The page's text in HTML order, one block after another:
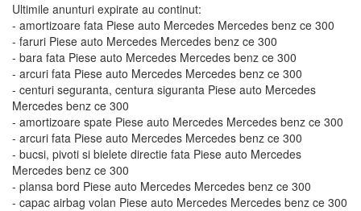
Ultimile anunturi expirate au continut:
- amortizoare fata Piese auto Mercedes Mercedes benz ce 300
- faruri Piese auto Mercedes Mercedes benz ce 300
- bara fata Piese auto Mercedes Mercedes benz ce 300
- arcuri fata Piese auto Mercedes Mercedes benz ce 300
- centuri seguranta, centura siguranta Piese auto Mercedes
Mercedes benz ce 300
- amortizoare spate Piese auto Mercedes Mercedes benz ce 300
- arcuri fata Piese auto Mercedes Mercedes benz ce 300
- bucsi, pivoti si bielete directie fata Piese auto Mercedes
Mercedes benz ce 300
- plansa bord Piese auto Mercedes Mercedes benz ce 300
- capac airbag volan Piese auto Mercedes Mercedes benz ce 300